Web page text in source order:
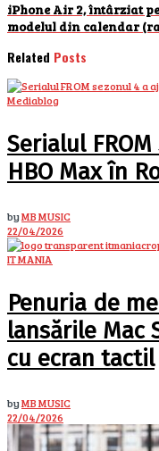
iPhone Air 2, întârziat
modelul din calendar
Related Posts
Mediablog
Serialul
HBO Max în
byMB MUSIC
22/04/2026
IT MANIA
Penuria de
lansările Mac
cu ecran tactil
byMB MUSIC
22/04/2026